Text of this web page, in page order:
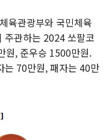
육관광부와 국민체육
주관하는 2024 쏘팔코
원, 준우승 1500만원.
는 70만원, 패자는 40만